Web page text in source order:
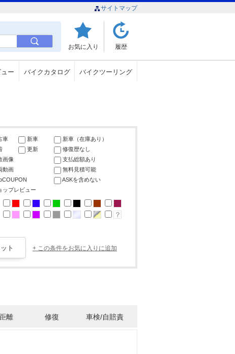
サイトマップ
お気に入り 履歴
ー バイクカタログ バイクツーリング
車 新車
新車（在庫あり）
更新
修復歴なし
画像
支払総額あり
動画
無料見積可能
ASKを含めない
ップレビュー
+ この条件をお気に入りに追加
離 修復 車検/自賠責